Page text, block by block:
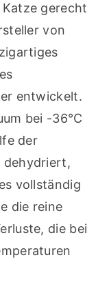
gerecht
von
entwickelt.
bei -36°C
der
dehydriert,
vollständig
die reine
die bei